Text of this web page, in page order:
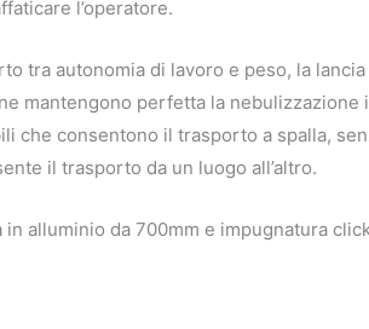
l’operatore.
tra autonomia di lavoro e peso, la
mantengono perfetta la nebulizzazione
che consentono il trasporto a spalla,
il trasporto da un luogo all’altro.
alluminio da 700mm e impugnatura